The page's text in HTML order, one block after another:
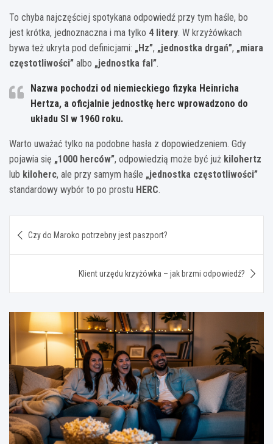
To chyba najczęściej spotykana odpowiedź przy tym haśle, bo
jest krótka, jednoznaczna i ma tylko 4 litery. W krzyżówkach
bywa też ukryta pod definicjami: „Hz”, „jednostka drgań”, „miara
częstotliwości” albo „jednostka fal”.
Nazwa pochodzi od niemieckiego fizyka Heinricha
Hertza, a oficjalnie jednostkę herc wprowadzono do
układu SI w 1960 roku.
Warto uważać tylko na podobne hasła z dopowiedzeniem. Gdy
pojawia się „1000 herców”, odpowiedzią może być już kilohertz
lub kiloherc, ale przy samym haśle „jednostka częstotliwości”
standardowy wybór to po prostu HERC.
wpisu
Czy do Maroko potrzebny jest paszport?
Klient urzędu krzyżówka – jak brzmi odpowiedź?